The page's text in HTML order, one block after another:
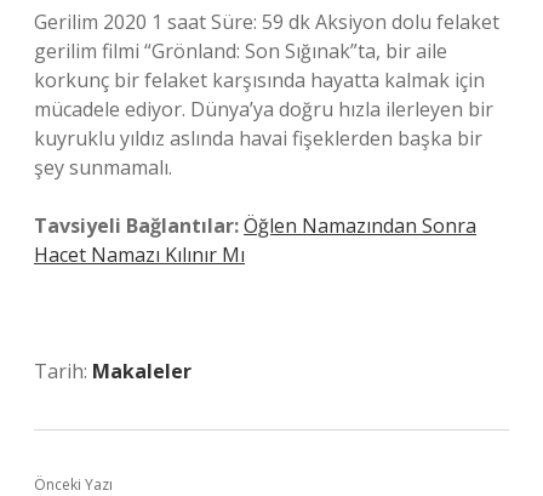
Gerilim 2020 1 saat Süre: 59 dk Aksiyon dolu felaket
gerilim filmi “Grönland: Son Sığınak”ta, bir aile
korkunç bir felaket karşısında hayatta kalmak için
mücadele ediyor. Dünya’ya doğru hızla ilerleyen bir
kuyruklu yıldız aslında havai fişeklerden başka bir
şey sunmamalı.
Tavsiyeli Bağlantılar:Öğlen Namazından Sonra
Hacet Namazı Kılınır Mı
Tarih: Makaleler
Önceki Yazı